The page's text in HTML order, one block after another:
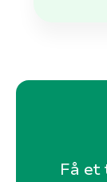
Få et